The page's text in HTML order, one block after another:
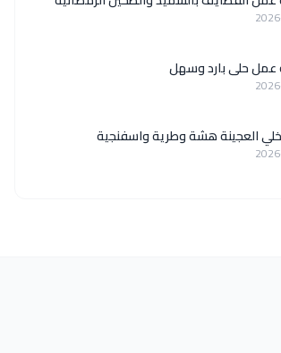
عمل حلى بارد وسهل
العجينة هشة وطرية واسفنجية